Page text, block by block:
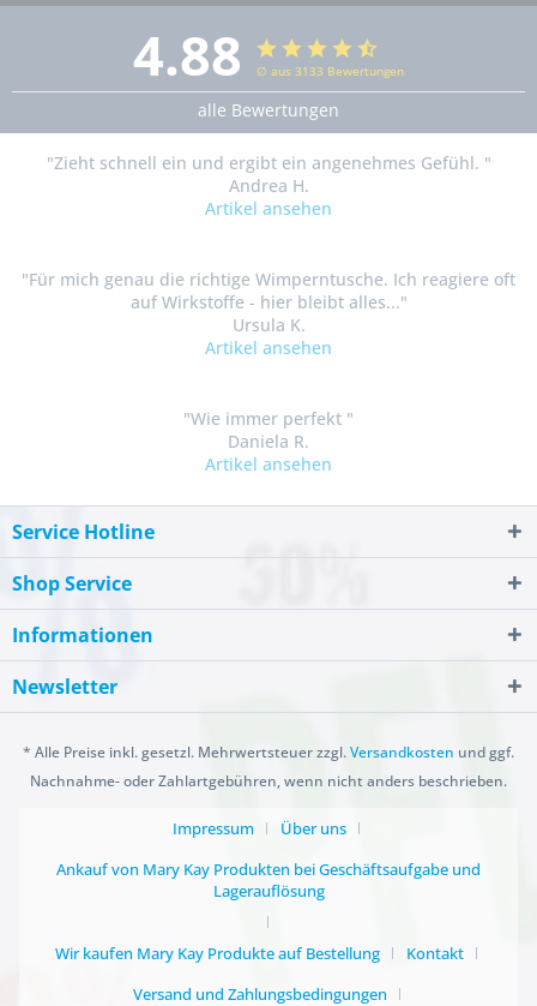
4.88 ∅ aus 3133 Bewertungen
alle Bewertungen
"Zieht schnell ein und ergibt ein angenehmes Gefühl. "
Andrea H.
Artikel ansehen
"Für mich genau die richtige Wimperntusche. Ich reagiere oft
auf Wirkstoffe - hier bleibt alles..."
Ursula K.
Artikel ansehen
"Wie immer perfekt "
Daniela R.
Artikel ansehen
Service Hotline
Shop Service
Informationen
Newsletter
* Alle Preise inkl. gesetzl. Mehrwertsteuer zzgl.Versandkosten und ggf.
Nachnahme- oder Zahlartgebühren, wenn nicht anders beschrieben.
Impressum
Über uns
Ankauf von Mary Kay Produkten bei Geschäftsaufgabe und
Lagerauflösung
Wir kaufen Mary Kay Produkte auf Bestellung
Kontakt
Versand und Zahlungsbedingungen